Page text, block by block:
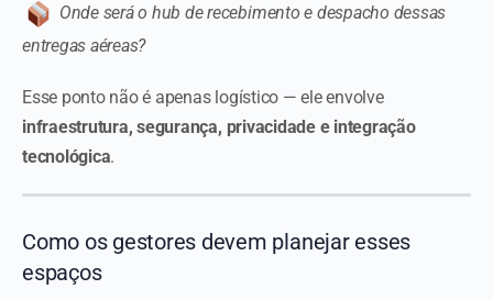
Onde será o hub de recebimento e despacho dessas
entregas aéreas?
Esse ponto não é apenas logístico — ele envolve
infraestrutura, segurança, privacidade e integração
tecnológica.
Como os gestores devem planejar esses
espaços